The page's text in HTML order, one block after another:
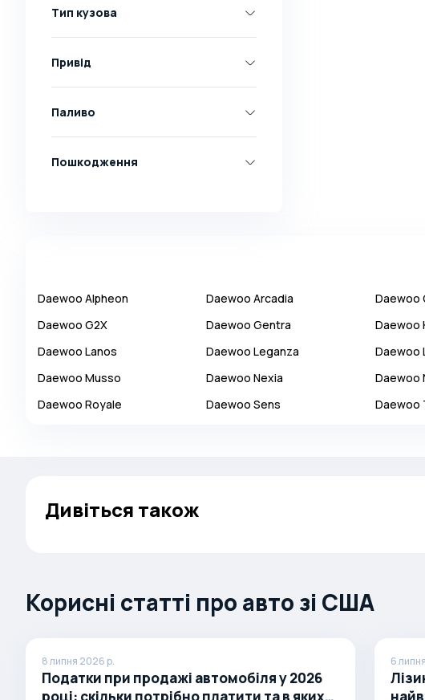
Abarth
AC
Acura
Adler
Alfa Romeo
Apal
Austin Healey
Avtokam
Baltijas Dzips
Тип кузова
Привід
Паливо
Пошкодження
Daewoo Alpheon Daewoo Arcadia Daewoo
Daewoo G2X Daewoo Gentra Daewoo
Daewoo Lanos Daewoo Leganza Daewoo
Daewoo Musso Daewoo Nexia Daewoo
Daewoo Royale Daewoo Sens Daewoo
Дивіться також
Корисні статті про авто зі США
8 липня 2026 р.
Податки при продажі автомобіля у 2026
6